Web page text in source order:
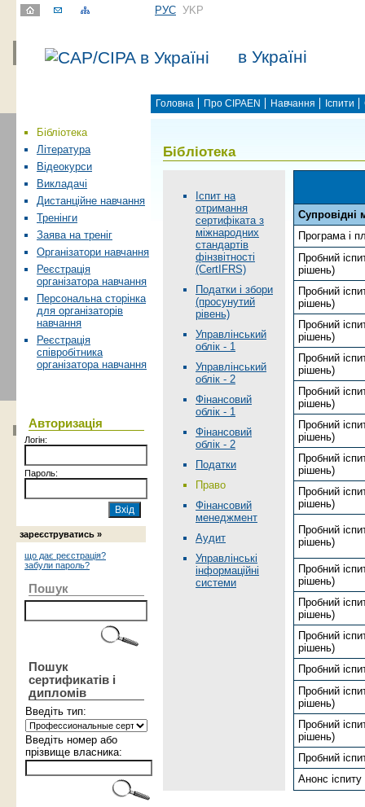
РУС УKР
в Україні
Головна Про CIPAEN Навчання Іспити
Бібліотека
Література
Відеокурси
Викладачі
Дистанційне навчання
Тренінги
Заява на треніг
Організатори навчання
Реєстрація
організатора навчання
Персональна сторінка
для організаторів
навчання
Реєстрація
співробітника
організатора навчання
Авторизація
Логін:
Пароль:
зареєструватись »
що дає реєстрація?
забули пароль?
Пошук
Пошук
сертификатів і
дипломів
Введіть тип:
Введіть номер або
прізвище власника:
Бібліотека
Іспит на
отримання
сертифіката з
міжнародних
стандартів
фінзвітності
(CertIFRS)
Податки і збори
(просунутий
рівень)
Управлінський
облік - 1
Управлінський
облік - 2
Фінансовий
облік - 1
Фінансовий
облік - 2
Податки
Право
Фінансовий
менеджмент
Аудит
Управлінські
інформаційні
системи
Супровідні
Програма і
Пробний
рiшень)
Пробний
рiшень)
Пробний
рiшень)
Пробний
рiшень)
Пробний
рiшень)
Пробний
рiшень)
Пробний
рiшень)
Пробний
рiшень)
Пробний
рiшень)
Пробний
рiшень)
Пробний
рiшень)
Пробний
рiшень)
Пробний
Пробний
рiшень)
Пробний
рiшень)
Пробний
Анонс